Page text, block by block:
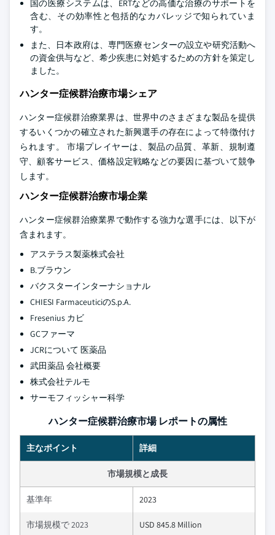
国の医療システムは、ERTなどの高価な治療のサポートを
含む、その効率性と包括的なカバレッジで知られていま
す。
また、日本政府は、専門医療センターの設立や研究活動へ
の資金供与など、希少疾患に対処するための方針を策定し
ました。
ハンター症候群治療市場シェア
ハンター症候群治療業界は、世界中のさまざまな製品を提供
するいくつかの確立された新興選手の存在によって特徴付け
られます。 市場プレイヤーは、製品の品質、革新、規制遵
守、顧客サービス、価格設定戦略などの要因に基づいて競争
します。
ハンター症候群治療市場企業
ハンター症候群治療業界で動作する強力な選手には、以下が
含まれます。
アステラス製薬株式会社
B.ブラウン
バクスターインターナショナル
CHIESI FarmaceuticiのS.p.A.
Fresenius カビ
GCファーマ
JCRについて 医薬品
武田薬品 会社概要
株式会社テルモ
サーモフィッシャー科学
ハンター症候群治療市場 レポートの属性
主なポイント 詳細
市場規模と成長
基準年 2023
市場規模で 2023 USD 845.8 Million